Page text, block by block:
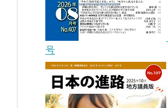
号